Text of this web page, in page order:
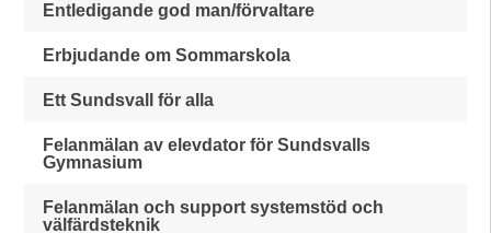
Entledigande god man/förvaltare
Erbjudande om Sommarskola
Ett Sundsvall för alla
Felanmälan av elevdator för Sundsvalls
Gymnasium
Felanmälan och support systemstöd och
välfärdsteknik